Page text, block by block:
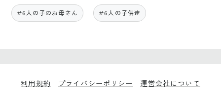
#6人の子のお母さん #6人の子供達
利用規約 プライバシーポリシー 運営会社について